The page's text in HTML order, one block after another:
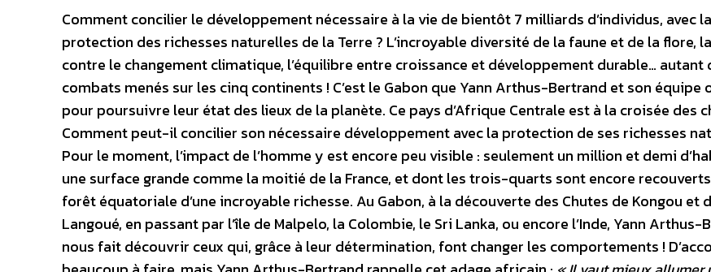
Comment concilier le développement nécessaire à la vie de bientôt 7 milliards d’individus, avec la
protection des richesses naturelles de la Terre ? L’incroyable diversité de la faune et de la flore,
contre le changement climatique, l’équilibre entre croissance et développement durable… autant
combats menés sur les cinq continents ! C’est le Gabon que Yann Arthus-Bertrand et son équipe
pour poursuivre leur état des lieux de la planète. Ce pays d’Afrique Centrale est à la croisée des
Comment peut-il concilier son nécessaire développement avec la protection de ses richesses
Pour le moment, l’impact de l’homme y est encore peu visible : seulement un million et demi
une surface grande comme la moitié de la France, et dont les trois-quarts sont encore recouverts
forêt équatoriale d’une incroyable richesse. Au Gabon, à la découverte des Chutes de Kongou et
Langoué, en passant par l’île de Malpelo, la Colombie, le Sri Lanka, ou encore l’Inde, Yann Arthus-
nous fait découvrir ceux qui, grâce à leur détermination, font changer les comportements !